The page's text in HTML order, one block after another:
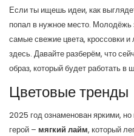
Если ты ищешь идеи, как
попал в нужное место. Молодёжь
самые свежие цвета, кроссовки
здесь. Давайте разберём, что
образ, который будет работать в
Цветовые тренды
2025 год ознаменован яркими,
герой – мягкий лайм, который